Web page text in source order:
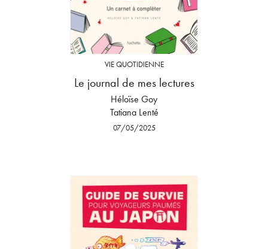
VIE QUOTIDIENNE
Le journal de mes lectures
Héloïse Goy
Tatiana Lenté
07/05/2025